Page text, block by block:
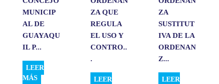
MUNICIP
AL DE
GUAYAQU
IL P...
LEER
MÁS
ZA QUE
REGULA
EL USO Y
CONTRO..
.
LEER
ZA
SUSTITUT
IVA DE LA
ORDENAN
Z...
LEER